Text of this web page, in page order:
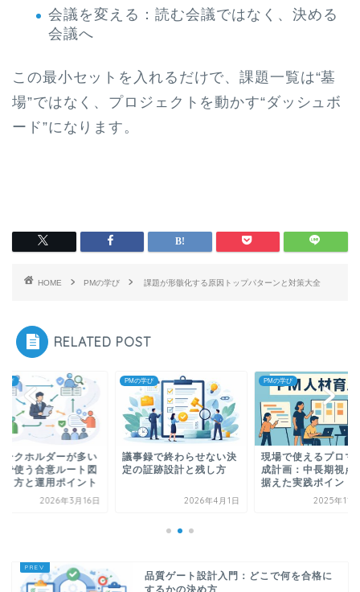
会議を変える：読む会議ではなく、決める
会議へ
この最小セットを入れるだけで、課題一覧は“墓
場”ではなく、プロジェクトを動かす“ダッシュボ
ード”になります。
HOME PMの学び 課題が形骸化する原因トップパターンと対策大全
RELATED POST
学び
ークホルダーが多い
で使う合意ルート図
り方と運用ポイント
2026年3月16日
PMの学び
議事録で終わらせない決
定の証跡設計と残し方
2026年4月1日
PMの学び
現場で使えるプロマ
成計画：中長期視点
据えた実践ポイント
2025年11
品質ゲート設計入門：どこで何を合格に
するかの決め方